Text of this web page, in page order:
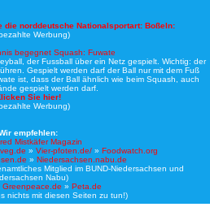
die norddeutsche Nationalsportart: Boßeln:
Werbung)
begegnet Squash: Fuwate
der Fussball über ein Netz gespielt. Wichtig: der
Gespielt werden darf der Ball nur mit dem Fuß
ist, dass der Ball ähnlich wie beim Squash, auch
gespielt werden darf.
Sie hier!
Werbung)
empfehlen:
Mistkäfer Magazin
» Vier-pfoten.de/» Foodwatch.org
» Niedersachsen.nabu.de
Mitglied im BUND-Niedersachsen und
Nabu)
Greenpeace.de » Peta.de
nichts mit diesen Seiten zu tun!)